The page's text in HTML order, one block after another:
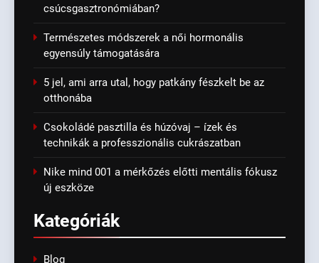
csúcsgasztronómiában?
Természetes módszerek a női hormonális
egyensúly támogatására
5 jel, ami arra utal, hogy patkány fészkelt be az
otthonába
Csokoládé pasztilla és húzóvaj – ízek és
technikák a professzionális cukrászatban
Nike mind 001 a mérkőzés előtti mentális fókusz
új eszköze
Kategóriák
Blog